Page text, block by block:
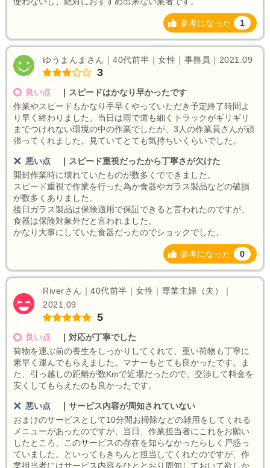
参考になった 1
ゆうまんまさん｜40代前半｜女性｜事務員｜2021.09
3
良い点
スピードはかなり早かったです
作業やスピードもかなり手早くやっていただき予定終了時間よ
り早く終わりました。当日は雨で道も細くトラックがギリギリ
までつけれない環境の中の作業でしたが、3人の作業員さんが頑
張ってくれました。見ていてとても気持ちいくらいでした。
悪い点
スピード重視だったから丁寧さが欠けた
開封作業時に壊れていたものが数多くでできました。
スピード重視で作業を行った為か食器やガラス製品などの破損
が数多くありました。
後日ガラス製品は保険適用で保証できると言われたのですが、
食器は保険対象外だと言われました。
かなり大事にしていた食器だったのでショックでした。
参考になった 0
Riverさん｜40代前半｜女性｜専業主婦（夫）｜
2021.09
5
良い点
対応が丁寧でした
荷物を運ぶ前の養生をしっかりしてくれて、重い荷物も丁寧に
素早く運んでもらえました。マナーもとても良かったです。ま
た、引っ越しの距離が数Kmで近場だったので、交渉して料金を
安くしてもらえたのも良かったです。
悪い点
サービス内容が周知されていない
おまけのサービスとして10分間お掃除などの雑用をしてくれる
メニューがあったのですが、当日、作業担当者にこれをお願い
したところ、このサービスの存在を知らなかったらしく戸惑っ
ていました。といってもきちんと担当してくれたのですが、作
業担当者にはサービス内容をひととおり周知しておいて欲しか